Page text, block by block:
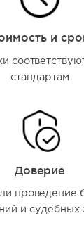
и
стандартам
Доверие
проведение
и судебных